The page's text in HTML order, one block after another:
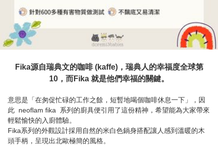
Fika源自瑞典文的咖啡 (kaffe)，瑞典人的幸福度全球第
10，而Fika 就是他們幸福的關鍵。
意思是「在匆促忙碌的工作之餘，短暫地喝個咖啡休息一下」，因
此  neoflam fika  系列的廚具便引用了這份精神，希望能為大家帶來
輕鬆愉快的入廚體驗。
Fika系列的外觀設計採用自然的米白色鍋身搭配讓人感到溫暖的木
頭手柄，呈現出北歐極簡的風格。